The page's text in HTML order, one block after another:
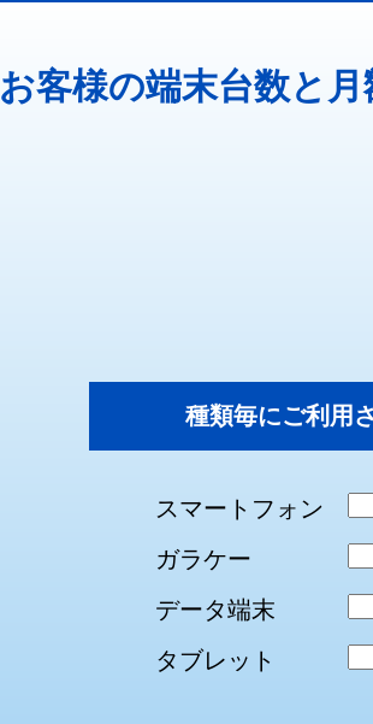
お客様の端末台数と
種類毎にご利用
スマートフォン
ガラケー
データ端末
タブレット